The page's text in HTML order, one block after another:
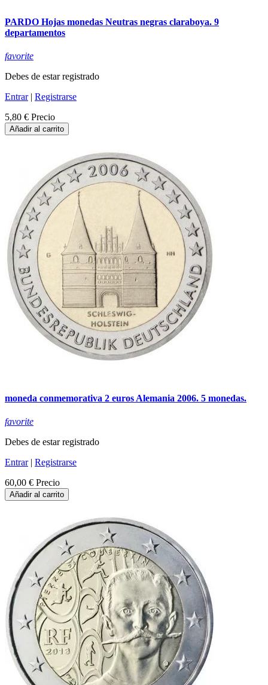
PARDO Hojas monedas Neutras negras claraboya. 9
departamentos
favorite
Debes de estar registrado
Entrar| Registrarse
5,80 € Precio
Añadir al carrito
moneda conmemorativa 2 euros Alemania 2006. 5 monedas.
favorite
Debes de estar registrado
Entrar| Registrarse
60,00 € Precio
Añadir al carrito